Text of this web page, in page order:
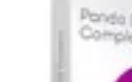
Formación a Distancia
Aprendizaje Efectivo